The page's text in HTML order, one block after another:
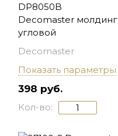
DP8050B
Decomaster молдинг
угловой
Decomaster
Показать параметры
398 руб.
Кол-во: